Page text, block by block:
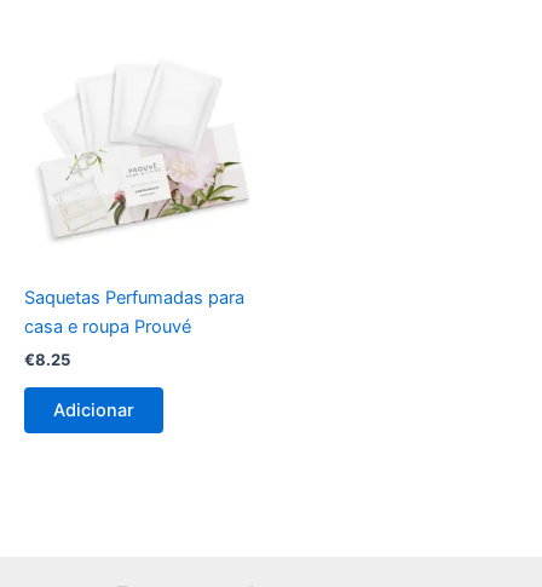
Saquetas Perfumadas para
casa e roupa Prouvé
€8.25
Adicionar